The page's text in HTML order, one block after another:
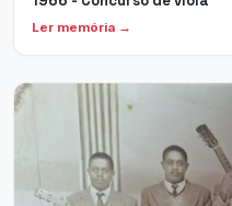
Ler memória →